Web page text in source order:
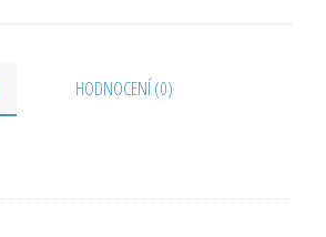
HODNOCENÍ (0)